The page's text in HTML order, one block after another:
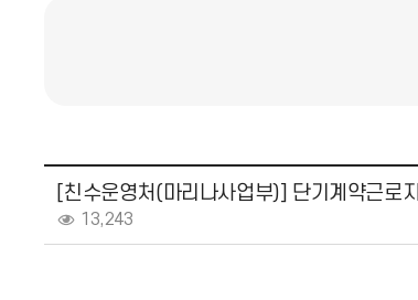
[친수운영처(마리나사업부)] 단기계약근로
13,243